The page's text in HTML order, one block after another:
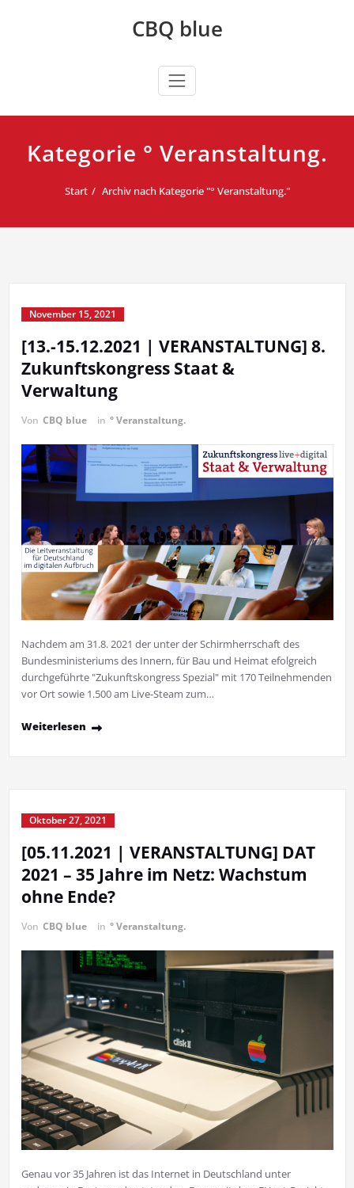
CBQ blue
Kategorie ° Veranstaltung.
Start Archiv nach Kategorie "° Veranstaltung."
November 15, 2021
[13.-15.12.2021 | VERANSTALTUNG] 8.
Zukunftskongress Staat &
Verwaltung
Von CBQ blue in ° Veranstaltung.
Nachdem am 31.8. 2021 der unter der Schirmherrschaft des
Bundesministeriums des Innern, für Bau und Heimat efolgreich
durchgeführte "Zukunftskongress Spezial" mit 170 Teilnehmenden
vor Ort sowie 1.500 am Live-Steam zum…
Weiterlesen
Oktober 27, 2021
[05.11.2021 | VERANSTALTUNG] DAT
2021 – 35 Jahre im Netz: Wachstum
ohne Ende?
Von CBQ blue in ° Veranstaltung.
Genau vor 35 Jahren ist das Internet in Deutschland unter